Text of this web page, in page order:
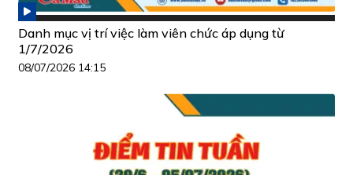
Danh mục vị trí việc làm viên chức áp dụng từ
1/7/2026
08/07/2026 14:15